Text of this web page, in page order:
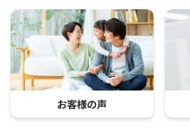
お客様の声